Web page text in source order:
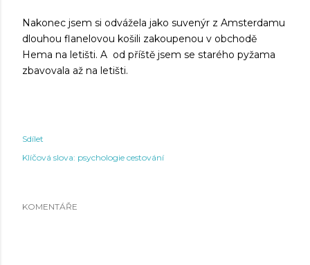
Nakonec jsem si odvážela jako suvenýr z Amsterdamu
dlouhou flanelovou košili zakoupenou v obchodě
Hema na letišti. A od příště jsem se starého pyžama
zbavovala až na letišti.
Sdílet
Klíčová slova: psychologie cestování
KOMENTÁŘE